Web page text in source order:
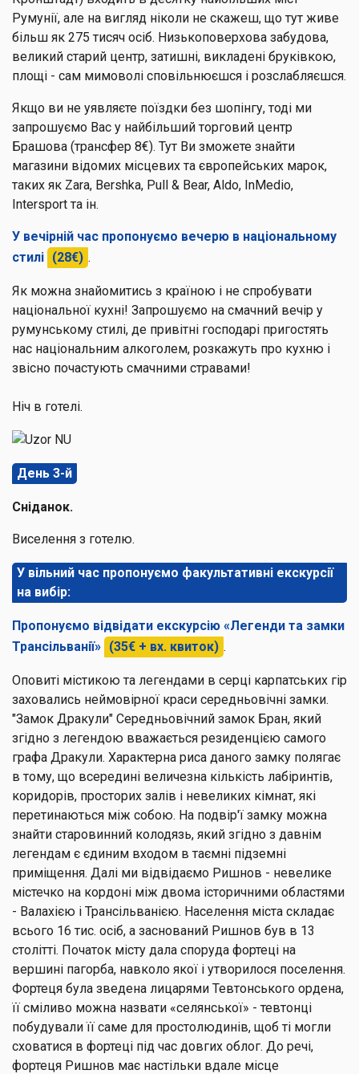
Румунії, але на вигляд ніколи не скажеш, що тут живе
більш як 275 тисяч осіб. Низькоповерхова забудова,
великий старий центр, затишні, викладені бруківкою,
площі - сам мимоволі сповільнюєшся і розслабляєшся.
Якщо ви не уявляєте поїздки без шопінгу, тоді ми
запрошуємо Вас у найбільший торговий центр
Брашова (трансфер 8€). Тут Ви зможете знайти
магазини відомих місцевих та європейських марок,
таких як Zara, Bershka, Pull & Bear, Aldo, InMedio,
Intersport та ін.
У вечірній час пропонуємо вечерю в національному
стилі (28€) .
Як можна знайомитись з країною і не спробувати
національної кухні! Запрошуємо на смачний вечір у
румунському стилі, де привітні господарі пригостять
нас національним алкоголем, розкажуть про кухню і
звісно почастують смачними стравами!
Ніч в готелі.
День 3-й
Сніданок.
Виселення з готелю.
У вільний час пропонуємо факультативні екскурсії
на вибір:
Пропонуємо відвідати екскурсію «Легенди та замки
Трансільванії» (35€ + вх. квиток) .
Оповиті містикою та легендами в серці карпатських гір
заховались неймовірної краси середньовічні замки.
"Замок Дракули" Середньовічний замок Бран, який
згідно з легендою вважається резиденцією самого
графа Дракули. Характерна риса даного замку полягає
в тому, що всередині величезна кількість лабіринтів,
коридорів, просторих залів і невеликих кімнат, які
перетинаються між собою. На подвір'ї замку можна
знайти старовинний колодязь, який згідно з давнім
легендам є єдиним входом в таємні підземні
приміщення. Далі ми відвідаємо Ришнов - невелике
містечко на кордоні між двома історичними областями
- Валахією і Трансільванією. Населення міста складає
всього 16 тис. осіб, а заснований Ришнов був в 13
столітті. Початок місту дала споруда фортеці на
вершині пагорба, навколо якої і утворилося поселення.
Фортеця була зведена лицарями Тевтонського ордена,
її сміливо можна назвати «селянської» - тевтонці
побудували її саме для простолюдинів, щоб ті могли
сховатися в фортеці під час довгих облог. До речі,
фортеця Ришнов має настільки вдале місце